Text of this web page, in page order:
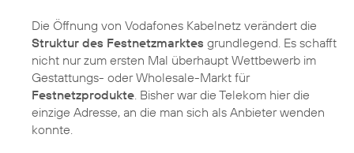
Die Öffnung von Vodafones Kabelnetz verändert die
Struktur des Festnetzmarktes grundlegend. Es schafft
nicht nur zum ersten Mal überhaupt Wettbewerb im
Gestattungs- oder Wholesale-Markt für
Festnetzprodukte. Bisher war die Telekom hier die
einzige Adresse, an die man sich als Anbieter wenden
konnte.